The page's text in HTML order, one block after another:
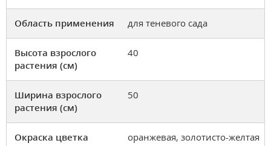
Область применения для теневого сада
Высота взрослого
растения (см)
40
Ширина взрослого
растения (см)
50
Окраска цветка оранжевая, золотисто-желтая